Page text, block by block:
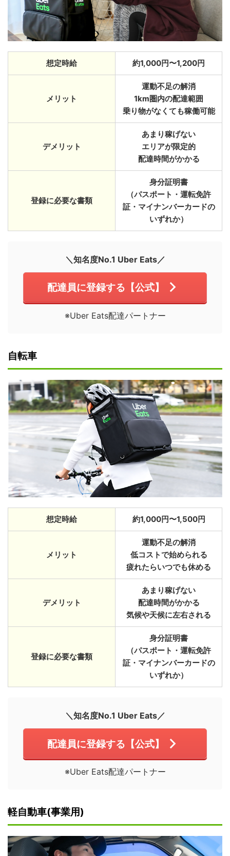
想定時給 約1,000円〜1,200円
メリット
運動不足の解消
1km圏内の配達範囲
乗り物がなくても稼働可能
デメリット
あまり稼げない
エリアが限定的
配達時間がかかる
登録に必要な書類
身分証明書
（パスポート・運転免許
証・マイナンバーカードの
いずれか）
＼知名度No.1 Uber Eats／
配達員に登録する【公式】
※Uber Eats配達パートナー
自転車
想定時給 約1,000円〜1,500円
メリット
運動不足の解消
低コストで始められる
疲れたらいつでも休める
デメリット
あまり稼げない
配達時間がかかる
気候や天候に左右される
登録に必要な書類
身分証明書
（パスポート・運転免許
証・マイナンバーカードの
いずれか）
＼知名度No.1 Uber Eats／
配達員に登録する【公式】
※Uber Eats配達パートナー
軽自動車(事業用)